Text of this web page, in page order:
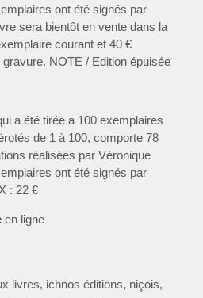
ont été signés par
sera bientôt en vente dans la
courant et 40 €
gravure. NOTE / Edition épuisée
a été tirée a 100 exemplaires
de 1 à 100, comporte 78
réalisées par Véronique
ont été signés par
: 22 €
en ligne
livres, ichnos éditions, niçois,